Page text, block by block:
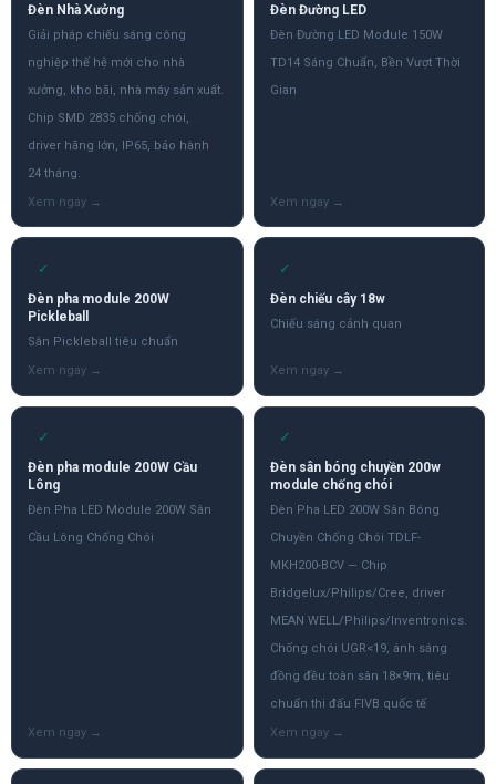
Đèn Nhà Xưởng
Giải pháp chiếu sáng công
nghiệp thế hệ mới cho nhà
xưởng, kho bãi, nhà máy sản xuất.
Chip SMD 2835 chống chói,
driver hãng lớn, IP65, bảo hành
24 tháng.
Đèn Đường LED
Đèn Đường LED Module 150W
TD14 Sáng Chuẩn, Bền Vượt Thời
Gian
✓
Đèn pha module 200W
Pickleball
Sân Pickleball tiêu chuẩn
✓
Đèn chiếu cây 18w
Chiếu sáng cảnh quan
✓
Đèn pha module 200W Cầu
Lông
Đèn Pha LED Module 200W Sân
Cầu Lông Chống Chói
✓
Đèn sân bóng chuyền 200w
module chống chói
Đèn Pha LED 200W Sân Bóng
Chuyền Chống Chói TDLF-
MKH200-BCV — Chip
Bridgelux/Philips/Cree, driver
MEAN WELL/Philips/Inventronics.
Chống chói UGR<19, ánh sáng
đồng đều toàn sân 18×9m, tiêu
chuẩn thi đấu FIVB quốc tế